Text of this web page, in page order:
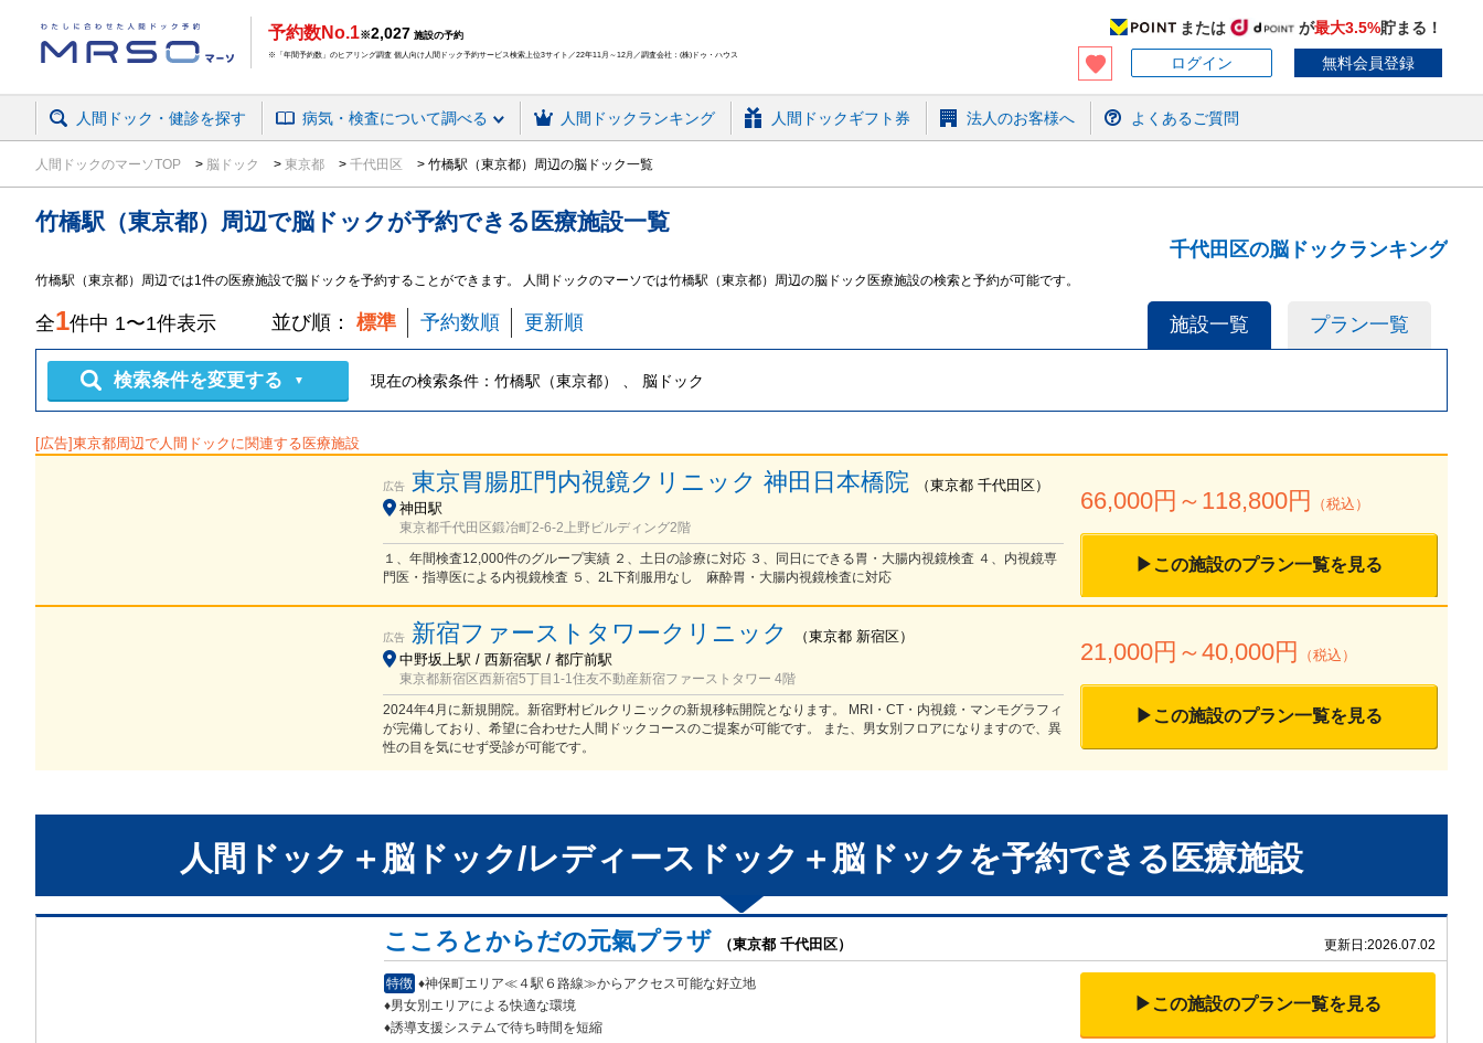
予約数No.1※2,027 施設の予約
※「年間予約数」のヒアリング調査 個人向け人間ドック予約サービス検索上位3サイト／22年11月～12月／調査会社：(株)ドゥ・ハウス
または が最大3.5%貯まる！
ログイン
無料会員登録
人間ドック・健診を探す 病気・検査について調べる 人間ドックランキング 人間ドックギフト券 法人のお客様へ よくあるご質問
人間ドックのマーソTOP 脳ドック 東京都 千代田区 竹橋駅（東京都）周辺の脳ドック一覧
竹橋駅（東京都）周辺で脳ドックが予約できる 医療施設一覧
千代田区の脳ドックランキング
竹橋駅（東京都）周辺では1件の医療施設で脳ドックを予約することができます。 人間ドックのマーソでは竹橋駅（東京都）周辺の脳ドック医療施設の検索と予約が可能です。
施設一覧 プラン一覧
全1件中 1〜1件表示 並び順： 標準 予約数順 更新順
検索条件を変更する ▼ 現在の検索条件： 竹橋駅（東京都） 、 脳ドック
[広告]東京都周辺で人間ドックに関連する医療施設
広告 東京胃腸肛門内視鏡クリニック 神田日本橋院 （東京都 千代田区）
神田駅
東京都千代田区鍛冶町2-6-2上野ビルディング2階
１、年間検査12,000件のグループ実績 ２、土日の診療に対応 ３、同日にできる胃・大腸内視鏡検査 ４、内視鏡専
門医・指導医による内視鏡検査 ５、2L下剤服用なし 麻酔胃・大腸内視鏡検査に対応
66,000円～ 118,800円 （税込）
▶この施設のプラン一覧を見る
広告 新宿ファーストタワークリニック （東京都 新宿区）
中野坂上駅 / 西新宿駅 / 都庁前駅
東京都新宿区西新宿5丁目1-1住友不動産新宿ファーストタワー 4階
2024年4月に新規開院。新宿野村ビルクリニックの新規移転開院となります。 MRI・CT・内視鏡・マンモグラフィ
が完備しており、希望に合わせた人間ドックコースのご提案が可能です。 また、男女別フロアになりますので、異
性の目を気にせず受診が可能です。
21,000円～40,000円 （税込）
▶この施設のプラン一覧を見る
人間ドック＋脳ドック/レディースドック＋脳ドック を予約できる 医療施設
こころとからだの元氣プラザ （東京都 千代田区） 更新日:2026.07.02
特徴 ♦神保町エリア≪４駅６路線≫からアクセス可能な好立地
♦男女別エリアによる快適な環境
♦誘導支援システムで待ち時間を短縮
▶この施設のプラン一覧を見る